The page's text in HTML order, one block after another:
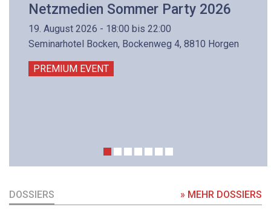
Netzmedien Sommer Party 2026
19. August 2026 - 18:00 bis 22:00
Seminarhotel Bocken, Bockenweg 4, 8810 Horgen
PREMIUM EVENT
DOSSIERS » MEHR DOSSIERS